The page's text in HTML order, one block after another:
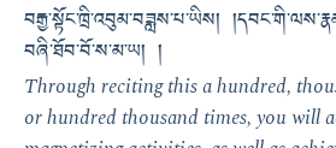
བརྒྱ་སྟོང་ཁྲི་འབུམ་བཟླས་པ་ཡིས།
བཞི་ཐོབ་བོ་ས་མ་ཡ། །
Through reciting this a hundred,
or hundred thousand times, you will